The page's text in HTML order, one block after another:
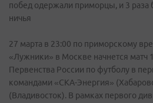
побед одержали приморцы, и 3 раза
ничья
27 марта в 23:00 по приморскому
«Лужники» в Москве начнется матч 1
Первенства России по футболу в
командами «СКА-Энергия»
(Владивосток). В рамках первого